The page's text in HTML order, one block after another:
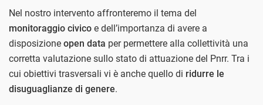
Nel nostro intervento affronteremo il tema del
monitoraggio civico e dell’importanza di avere a
disposizione open data per permettere alla collettività una
corretta valutazione sullo stato di attuazione del Pnrr. Tra i
cui obiettivi trasversali vi è anche quello di ridurre le
disuguaglianze di genere.